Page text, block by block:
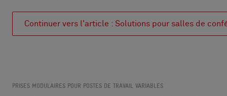
Continuer vers l'article : Solutions pour salles de
PRISES MODULAIRES POUR POSTES DE TRAVAIL VARIABLES